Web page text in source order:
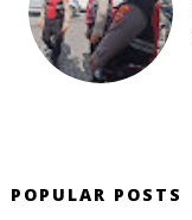
POPULAR POSTS